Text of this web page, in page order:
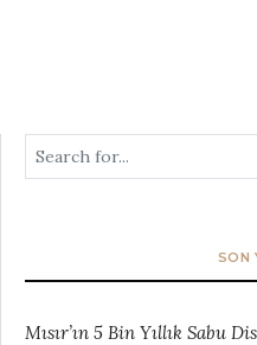
SON
Mısır’ın 5 Bin Yıllık Sabu